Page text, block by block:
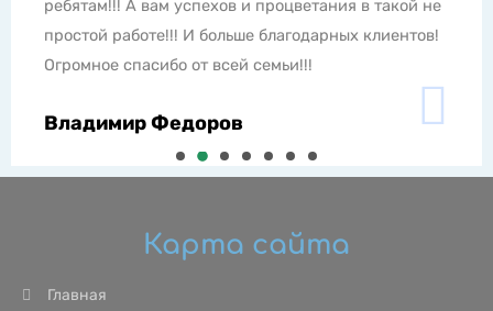
Юлия Ломенко
Карта сайта
Главная